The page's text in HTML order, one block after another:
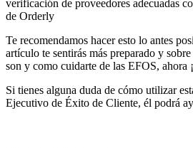
verificación de proveedores adecuadas
de Orderly
Te recomendamos hacer esto lo antes
artículo te sentirás más preparado y
son y como cuidarte de las EFOS, ahora
Si tienes alguna duda de cómo utilizar
Ejecutivo de Éxito de Cliente, él podrá